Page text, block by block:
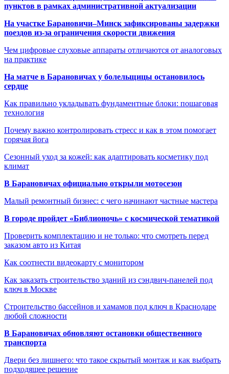
пунктов в рамках административной актуализации
На участке Барановичи–Минск зафиксированы задержки
поездов из-за ограничения скорости движения
Чем цифровые слуховые аппараты отличаются от аналоговых
на практике
На матче в Барановичах у болельщицы остановилось
сердце
Как правильно укладывать фундаментные блоки: пошаговая
технология
Почему важно контролировать стресс и как в этом помогает
горячая йога
Сезонный уход за кожей: как адаптировать косметику под
климат
В Барановичах официально открыли мотосезон
Малый ремонтный бизнес: с чего начинают частные мастера
В городе пройдет «Библионочь» с космической тематикой
Проверить комплектацию и не только: что смотреть перед
заказом авто из Китая
Как соотнести видеокарту с монитором
Как заказать строительство зданий из сэндвич-панелей под
ключ в Москве
Строительство бассейнов и хамамов под ключ в Краснодаре
любой сложности
В Барановичах обновляют остановки общественного
транспорта
Двери без лишнего: что такое скрытый монтаж и как выбрать
подходящее решение